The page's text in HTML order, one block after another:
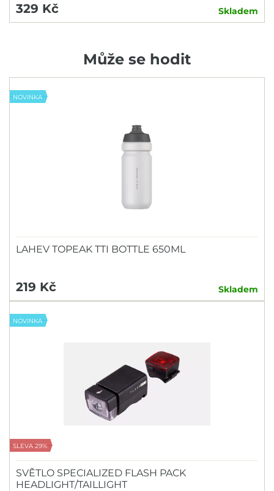
329 Kč Skladem
Může se hodit
NOVINKA
LAHEV TOPEAK TTI BOTTLE 650ML
219 Kč Skladem
NOVINKA
SLEVA 29%
SVĚTLO SPECIALIZED FLASH PACK
HEADLIGHT/TAILLIGHT